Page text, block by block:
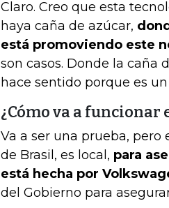
Claro. Creo que esta
haya caña de azúcar,
está promoviendo este
son casos. Donde la caña
hace sentido porque es
¿Cómo va a
Va a ser una prueba,
de Brasil, es local, para
está hecha por
del Gobierno para